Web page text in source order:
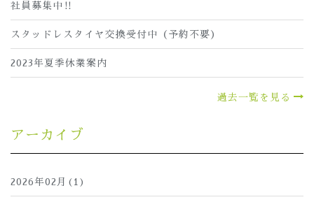
社員募集中‼
スタッドレスタイヤ交換受付中（予約不要）
2023年夏季休業案内
過去一覧を見る
アーカイブ
2026年02月(1)